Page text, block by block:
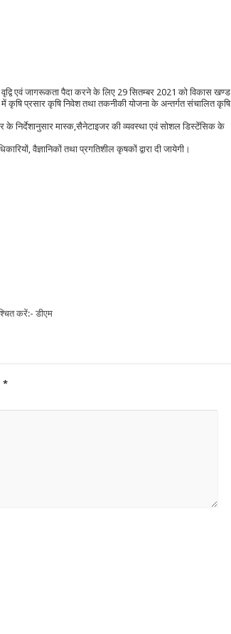
एवं जागरूकता पैदा करने के लिए 29 सितम्बर 2021 को विकास खण्ड
कृषि प्रसार कृषि निवेश तथा तकनीकी योजना के अन्तर्गत संचालित कृषि
के निर्देशानुसार मास्क,सैनेटाइजर की व्यवस्था एवं सोशल डिस्टेंसिक के
वैज्ञानिकों तथा प्रगतिशील कृषकों द्वारा दी जायेगी।
करें:- डीएम
*